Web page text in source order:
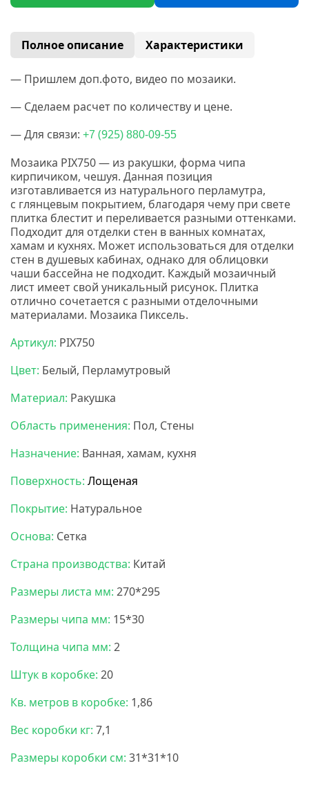
Полное описание Характеристики
— Пришлем доп.фото, видео по мозаики.
— Сделаем расчет по количеству и цене.
— Для связи: +7 (925) 880-09-55
Мозаика PIX750 — из ракушки, форма чипа
кирпичиком, чешуя. Данная позиция
изготавливается из натурального перламутра,
с глянцевым покрытием, благодаря чему при свете
плитка блестит и переливается разными оттенками.
Подходит для отделки стен в ванных комнатах,
хамам и кухнях. Может использоваться для отделки
стен в душевых кабинах, однако для облицовки
чаши бассейна не подходит. Каждый мозаичный
лист имеет свой уникальный рисунок. Плитка
отлично сочетается с разными отделочными
материалами. Мозаика Пиксель.
Артикул: PIX750
Цвет: Белый, Перламутровый
Материал: Ракушка
Область применения: Пол, Стены
Назначение: Ванная, хамам, кухня
Поверхность: Лощеная
Покрытие: Натуральное
Основа: Сетка
Страна производства: Китай
Размеры листа мм: 270*295
Размеры чипа мм: 15*30
Толщина чипа мм: 2
Штук в коробке: 20
Кв. метров в коробке: 1,86
Вес коробки кг: 7,1
Размеры коробки см: 31*31*10